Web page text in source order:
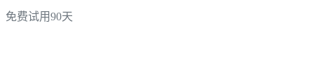
免费试用90天